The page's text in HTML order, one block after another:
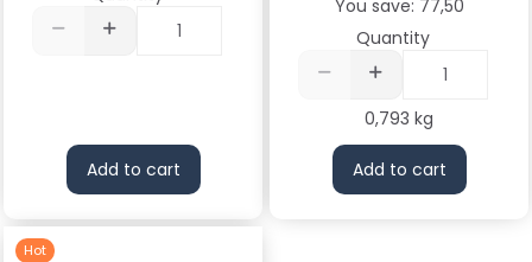
Add to cart
You save: 77,50
Quantity
0,793 kg
Add to cart
Hot